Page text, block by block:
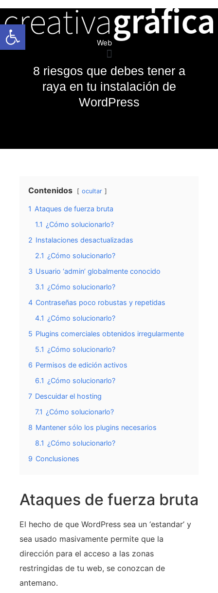
Web
8 riesgos que debes tener a
raya en tu instalación de
WordPress
Contenidos ocultar
1 Ataques de fuerza bruta
1.1 ¿Cómo solucionarlo?
2 Instalaciones desactualizadas
2.1 ¿Cómo solucionarlo?
3 Usuario ‘admin’ globalmente conocido
3.1 ¿Cómo solucionarlo?
4 Contraseñas poco robustas y repetidas
4.1 ¿Cómo solucionarlo?
5 Plugins comerciales obtenidos irregularmente
5.1 ¿Cómo solucionarlo?
6 Permisos de edición activos
6.1 ¿Cómo solucionarlo?
7 Descuidar el hosting
7.1 ¿Cómo solucionarlo?
8 Mantener sólo los plugins necesarios
8.1 ¿Cómo solucionarlo?
9 Conclusiones
Ataques de fuerza bruta
El hecho de que WordPress sea un ‘estandar’ y
sea usado masivamente permite que la
dirección para el acceso a las zonas
restringidas de tu web, se conozcan de
antemano.
Abrir barra de herramientas